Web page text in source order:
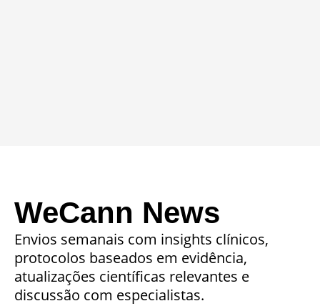
WeCann News
Envios semanais com insights clínicos,
protocolos baseados em evidência,
atualizações científicas relevantes e
discussão com especialistas.